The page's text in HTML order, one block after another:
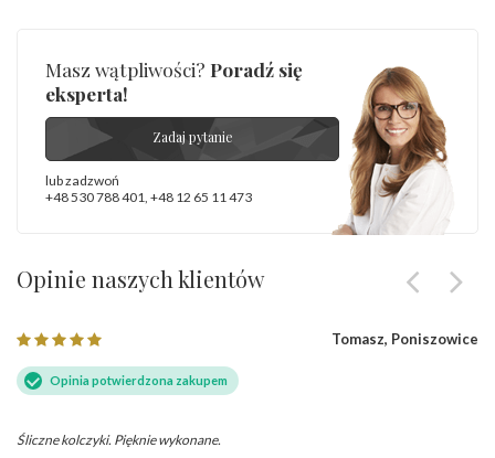
Masz wątpliwości? Poradź się
eksperta!
Zadaj pytanie
lub zadzwoń
+48 530 788 401, +48 12 65 11 473
Opinie naszych klientów
Tomasz, Poniszowice
Opinia potwierdzona zakupem
Śliczne kolczyki. Pięknie wykonane.